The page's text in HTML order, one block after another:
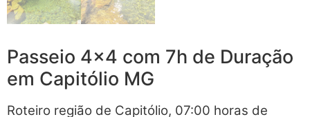
Passeio 4×4 com 7h de Duração
em Capitólio MG
Roteiro região de Capitólio, 07:00 horas de